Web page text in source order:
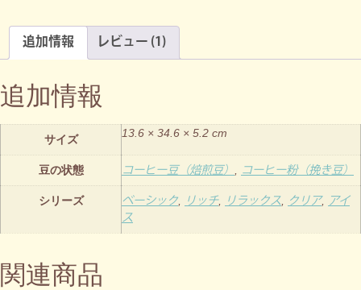
追加情報 レビュー (1)
追加情報
サイズ 13.6 × 34.6 × 5.2 cm
豆の状態 コーヒー豆（焙煎豆） コーヒー粉（挽き豆）
シリーズ ベーシック リッチ, リラックス クリア, アイ
ス
関連商品